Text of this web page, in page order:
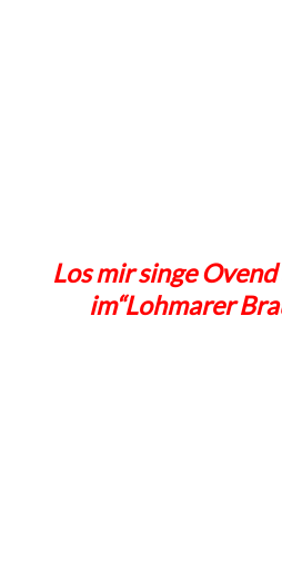
Los mir singe
im“Lohmarer